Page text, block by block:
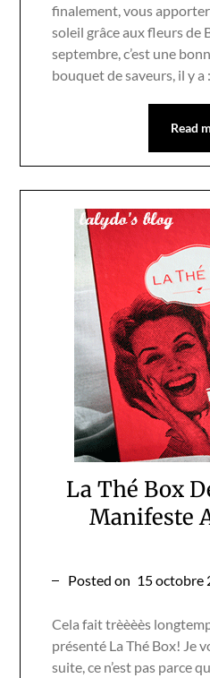
finalement, vous
soleil grâce aux fleurs de
septembre, c’est une
bouquet de saveurs, il y a
Read
La Thé Box
Manifeste
Posted on 15 octobre
Cela fait trèèèès
présenté La Thé Box! Je
suite, ce n’est pas parce